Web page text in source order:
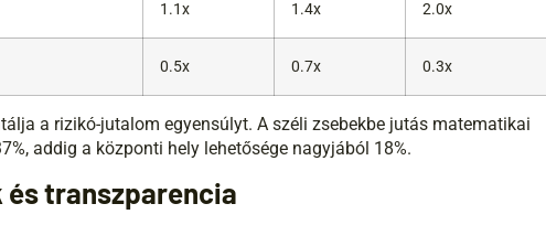
1.1x 1.4x 2.0x
0.5x 0.7x 0.3x
a rizikó-jutalom egyensúlyt. A széli zsebekbe jutás matematikai
addig a központi hely lehetősége nagyjából 18%.
transzparencia